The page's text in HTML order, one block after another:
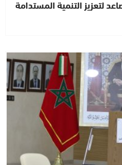
لتعزيز التنمية المستدامة